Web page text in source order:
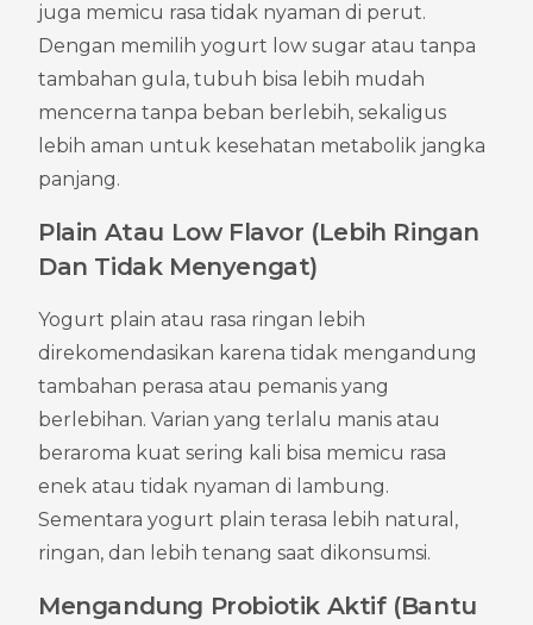
juga memicu rasa tidak nyaman di perut.
Dengan memilih yogurt low sugar atau tanpa
tambahan gula, tubuh bisa lebih mudah
mencerna tanpa beban berlebih, sekaligus
lebih aman untuk kesehatan metabolik jangka
panjang.
Plain Atau Low Flavor (Lebih Ringan
Dan Tidak Menyengat)
Yogurt plain atau rasa ringan lebih
direkomendasikan karena tidak mengandung
tambahan perasa atau pemanis yang
berlebihan. Varian yang terlalu manis atau
beraroma kuat sering kali bisa memicu rasa
enek atau tidak nyaman di lambung.
Sementara yogurt plain terasa lebih natural,
ringan, dan lebih tenang saat dikonsumsi.
Mengandung Probiotik Aktif (Bantu